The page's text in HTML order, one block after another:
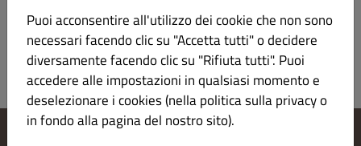
Puoi acconsentire all'utilizzo dei cookie che non sono
necessari facendo clic su "Accetta tutti" o decidere
diversamente facendo clic su "Rifiuta tutti". Puoi
accedere alle impostazioni in qualsiasi momento e
deselezionare i cookies (nella politica sulla privacy o
in fondo alla pagina del nostro sito).